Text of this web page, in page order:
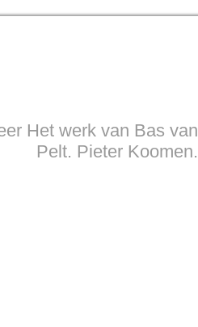
Het werk van Bas van
Pelt. Pieter Koomen.